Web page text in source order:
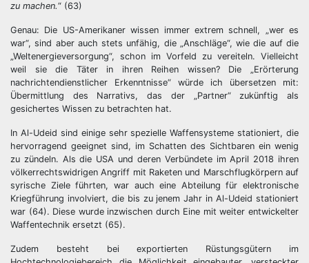
zu machen.“ (63)
Genau: Die US-Amerikaner wissen immer extrem schnell, „wer es
war“, sind aber auch stets unfähig, die „Anschläge“, wie die auf die
„Weltenergieversorgung“, schon im Vorfeld zu vereiteln. Vielleicht
weil sie die Täter in ihren Reihen wissen? Die „Erörterung
nachrichtendienstlicher Erkenntnisse“ würde ich übersetzen mit:
Übermittlung des Narrativs, das der „Partner“ zukünftig als
gesichertes Wissen zu betrachten hat.
In Al-Udeid sind einige sehr spezielle Waffensysteme stationiert, die
hervorragend geeignet sind, im Schatten des Sichtbaren ein wenig
zu zündeln. Als die USA und deren Verbündete im April 2018 ihren
völkerrechtswidrigen Angriff mit Raketen und Marschflugkörpern auf
syrische Ziele führten, war auch eine Abteilung für elektronische
Kriegführung involviert, die bis zu jenem Jahr in Al-Udeid stationiert
war (64). Diese wurde inzwischen durch Eine mit weiter entwickelter
Waffentechnik ersetzt (65).
Zudem besteht bei exportierten Rüstungsgütern im